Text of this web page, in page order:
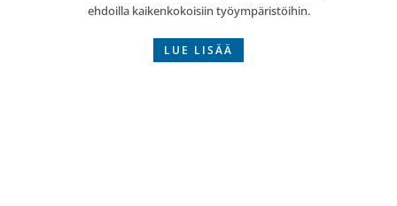
ehdoilla kaikenkokoisiin työympäristöihin.
LUE LISÄÄ